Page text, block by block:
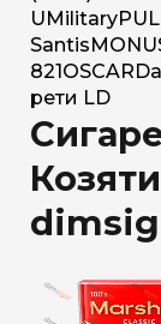
U Military
Santis
821 OSCAR
рети LD